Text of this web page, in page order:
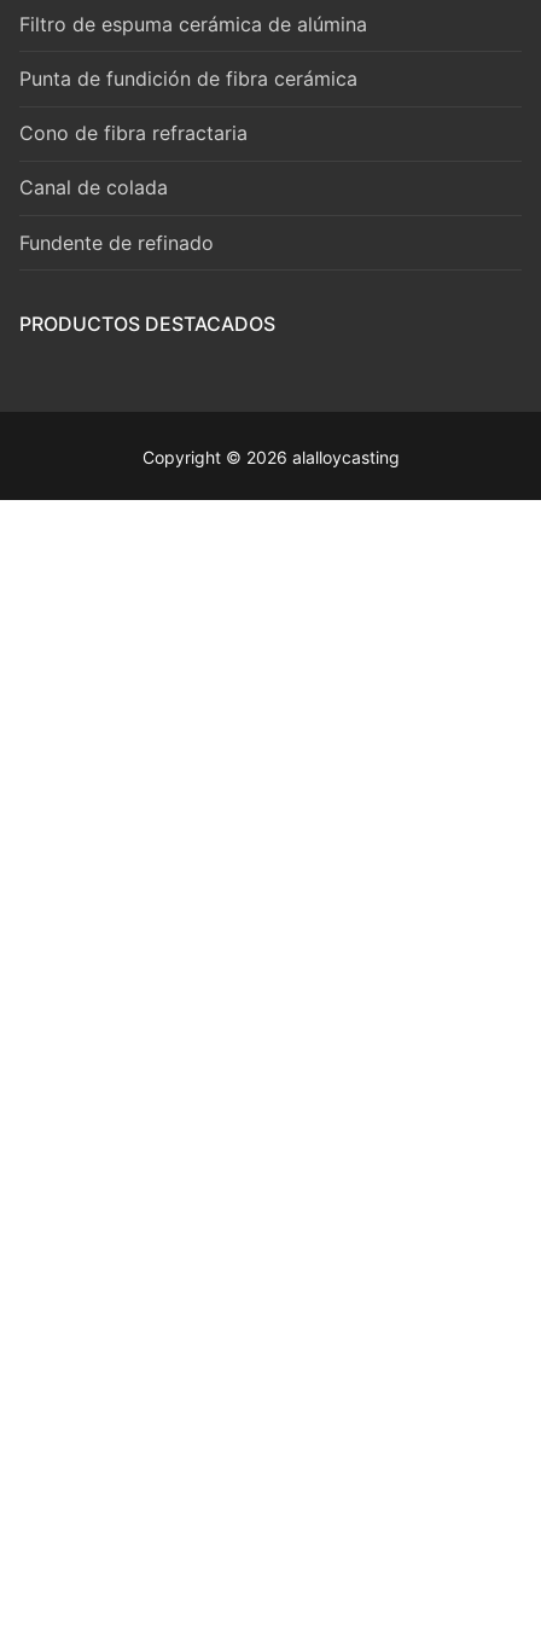
Filtro de espuma cerámica de alúmina
Punta de fundición de fibra cerámica
Cono de fibra refractaria
Canal de colada
Fundente de refinado
PRODUCTOS DESTACADOS
Copyright © 2026 alalloycasting